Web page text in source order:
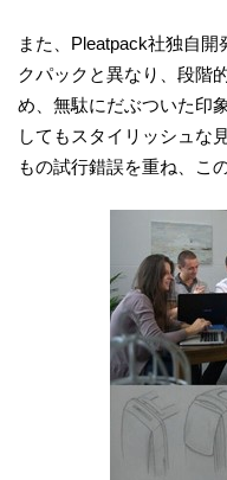
また、Pleatpack社独自
クパックと異なり、段階
め、無駄にだぶついた印
してもスタイリッシュな
もの試行錯誤を重ね、こ